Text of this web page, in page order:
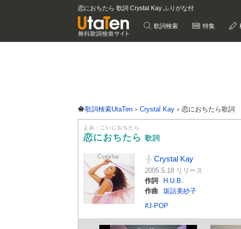
恋におちたら 歌詞 Crystal Kay ふりがな付
歌詞検索 特集
歌詞検索UtaTen Crystal Kay 恋におちたら歌詞
よみ：こいにおちたら
恋におちたら 歌詞
Crystal Kay
2005.5.18 リリース
作詞
H.U.B.
作曲
坂詰美紗子
#J-POP